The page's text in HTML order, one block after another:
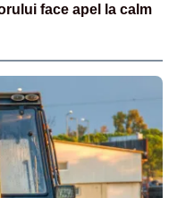
face apel la calm